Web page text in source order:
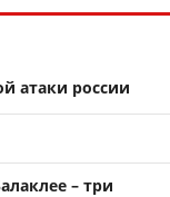
атаки россии
– три